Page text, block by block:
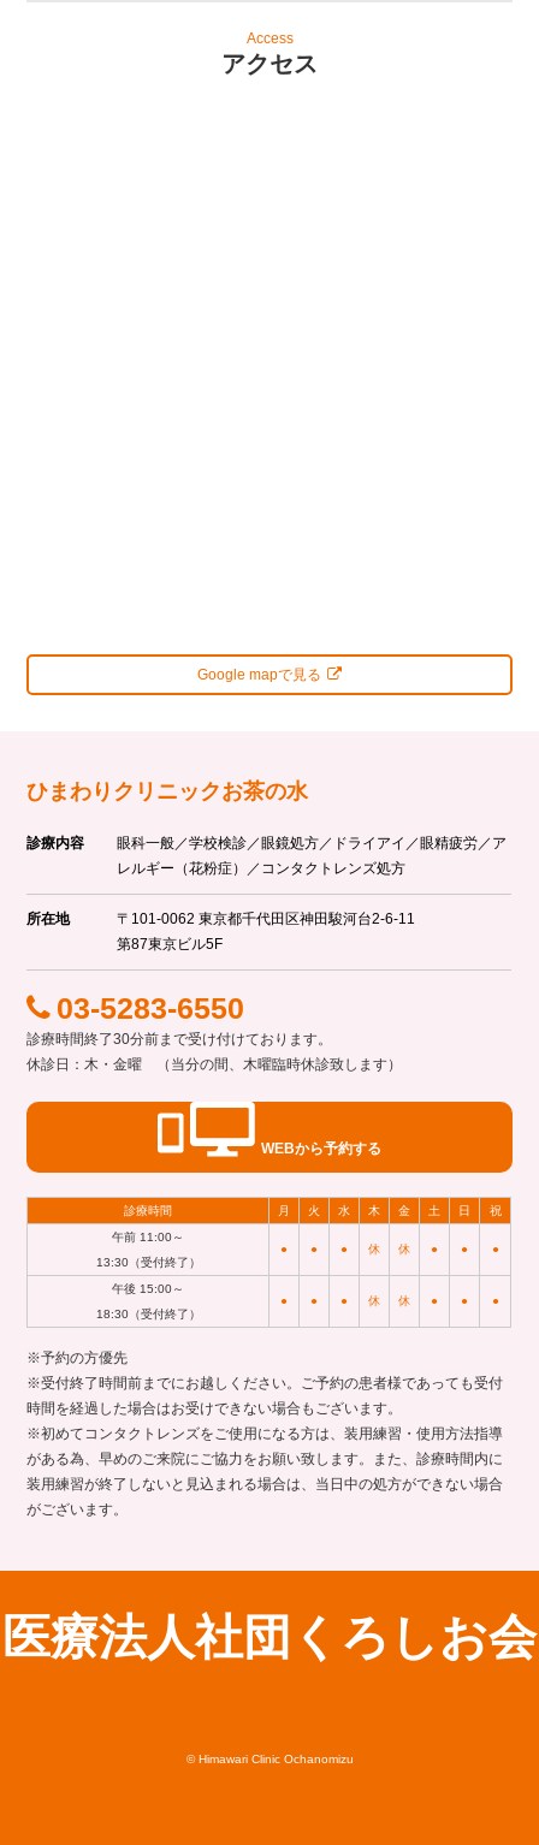
Access
アクセス
Google mapで見る
ひまわりクリニックお茶の水
診療内容
眼科一般／学校検診／眼鏡処方／ドライアイ／眼精疲労／ア
レルギー（花粉症）／コンタクトレンズ処方
所在地
〒101-0062 東京都千代田区神田駿河台2-6-11
第87東京ビル5F
03-5283-6550
診療時間終了30分前まで受け付けております。
休診日：木・金曜 （当分の間、木曜臨時休診致します）
WEBから予約する
診療時間 月 火 水 木 金 土 日
祝
午前 11:00～
13:30（受付終了）
● ● ● 休 休 ● ● ●
午後 15:00～
18:30（受付終了）
● ● ● 休 休 ● ● ●
※予約の方優先
※受付終了時間前までにお越しください。ご予約の患者様であっても受付
時間を経過した場合はお受けできない場合もございます。
※初めてコンタクトレンズをご使用になる方は、装用練習・使用方法指導
がある為、早めのご来院にご協力をお願い致します。また、診療時間内に
装用練習が終了しないと見込まれる場合は、当日中の処方ができない場合
がございます。
医療法人社団くろしお会
© Himawari Clinic Ochanomizu